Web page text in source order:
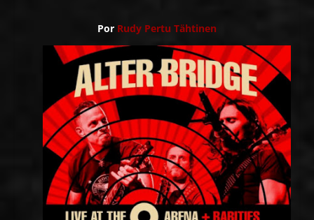
Por Rudy Pertu Tähtinen